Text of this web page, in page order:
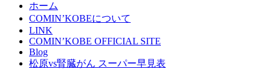
ホーム
COMIN’KOBEについて
LINK
COMIN’KOBE OFFICIAL SITE
Blog
松原vs腎臓がん スーパー早見表